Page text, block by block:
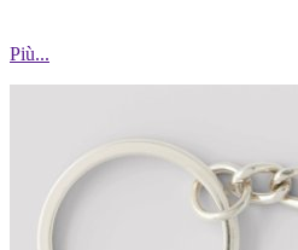
Più...